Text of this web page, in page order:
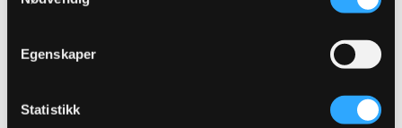
Egenskaper
Statistikk
Hilde Eilertsen Sletvold er en av Tromsø